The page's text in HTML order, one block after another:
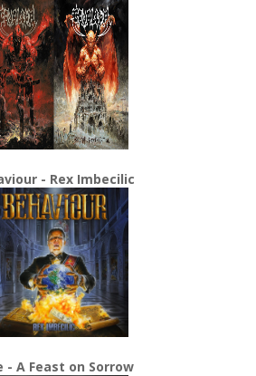
- Rex Imbecilic
- A Feast on Sorrow